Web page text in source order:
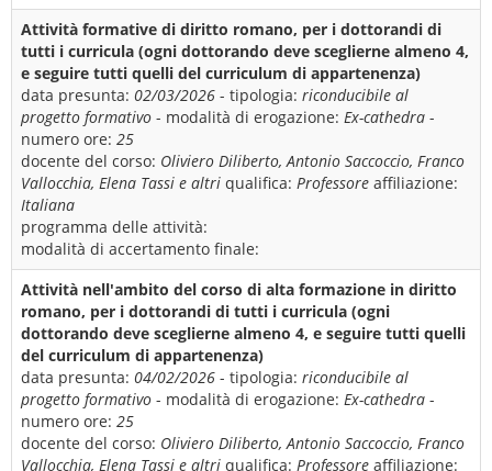
Attività formative di diritto romano, per i dottorandi di
tutti i curricula (ogni dottorando deve sceglierne almeno 4,
e seguire tutti quelli del curriculum di appartenenza)
data presunta: 02/03/2026 - tipologia: riconducibile al
progetto formativo - modalità di erogazione: Ex-cathedra -
numero ore: 25
docente del corso: Oliviero Diliberto, Antonio Saccoccio, Franco
Vallocchia, Elena Tassi e altri qualifica: Professore affiliazione:
Italiana
programma delle attività:
modalità di accertamento finale:
Attività nell'ambito del corso di alta formazione in diritto
romano, per i dottorandi di tutti i curricula (ogni
dottorando deve sceglierne almeno 4, e seguire tutti quelli
del curriculum di appartenenza)
data presunta: 04/02/2026 - tipologia: riconducibile al
progetto formativo - modalità di erogazione: Ex-cathedra -
numero ore: 25
docente del corso: Oliviero Diliberto, Antonio Saccoccio, Franco
Vallocchia, Elena Tassi e altri qualifica: Professore affiliazione: